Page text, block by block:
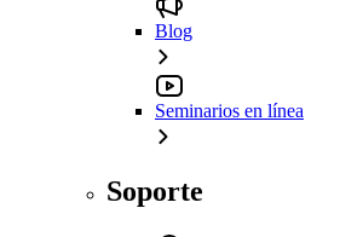
Blog
Seminarios en línea
Soporte